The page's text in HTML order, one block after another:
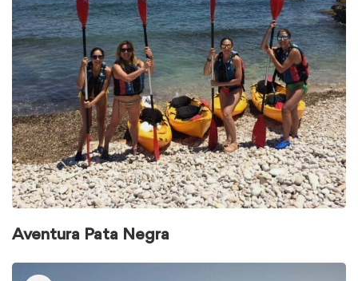
Aventura Pata Negra